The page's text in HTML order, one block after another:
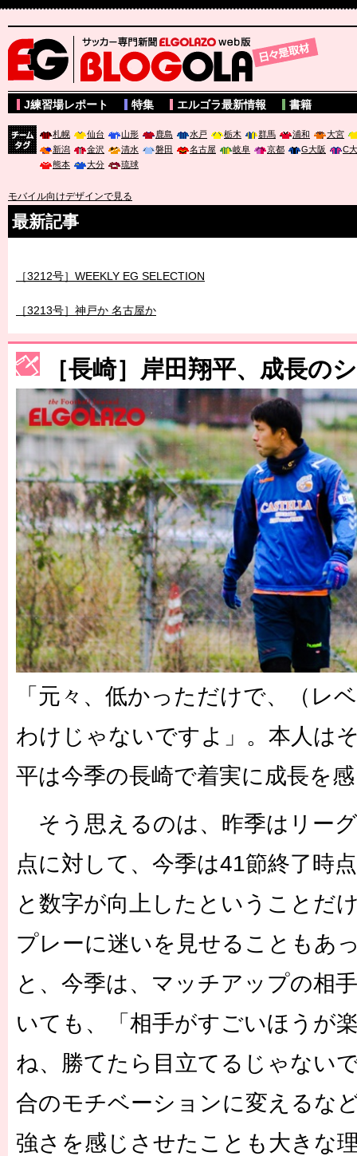
サッカー専門新聞ELGOLAZO web版 BLOGOLA
J練習場レポート 特集 エルゴラ最新情報 書籍
札幌 仙台 山形 鹿島 水戸 栃木 群馬 浦和
大宮
新潟
金沢 清水 磐田 名古屋 岐阜 京都 G大阪
C
熊本
大分 琉球
モバイル向けデザインで見る
最新記事
［3214号］WEST制覇
［3215号］WEEKLY EG SELECTION
［3216号］行く末占うラストワン
［3217号］最高の景色へ出国
［3218号］WEEKLY EG SELECTION
［3219号］特別な覇者へ 大逆転か連破か
［3220号］伝説の王者、黄金のシャーレ
［長崎］岸田翔平、成長の
「元々、低かっただけで、（レ
わけじゃないですよ」。本人は
平は今季の長崎で着実に成長を
そう思えるのは、昨季はリー
点に対して、今季は41節終了時
と数字が向上したということだ
プレーに迷いを見せることもあ
と、今季は、マッチアップの相
いても、「相手がすごいほうが
ね、勝てたら目立てるじゃない
合のモチベーションに変えるな
強さを感じさせたことも大きな